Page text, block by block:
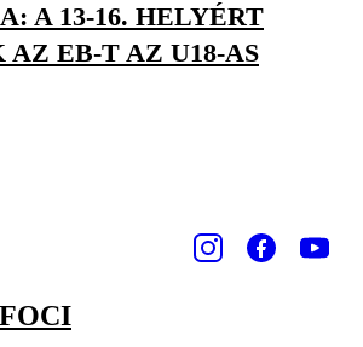
A 13-16. HELYÉRT
AZ EB-T AZ U18-AS